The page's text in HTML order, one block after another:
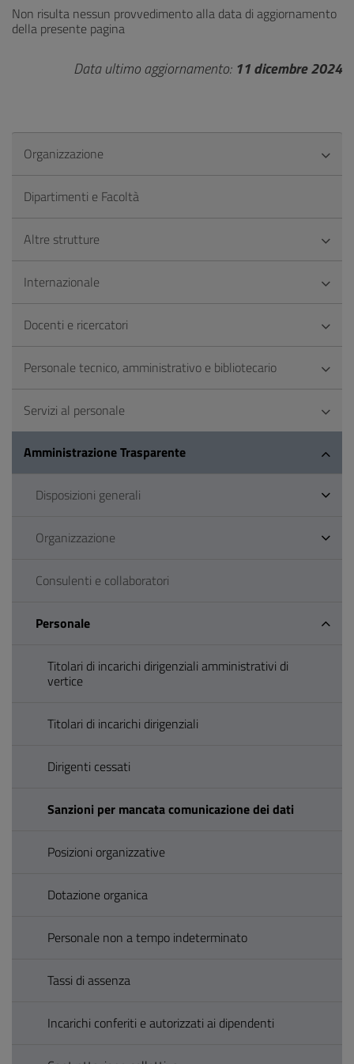
Non risulta nessun provvedimento alla data di aggiornamento
della presente pagina
Data ultimo aggiornamento: 11 dicembre 2024
Organizzazione
Dipartimenti e Facoltà
Altre strutture
Internazionale
Docenti e ricercatori
Personale tecnico, amministrativo e bibliotecario
Servizi al personale
Amministrazione Trasparente
Disposizioni generali
Organizzazione
Consulenti e collaboratori
Personale
Titolari di incarichi dirigenziali amministrativi di
vertice
Titolari di incarichi dirigenziali
Dirigenti cessati
Sanzioni per mancata comunicazione dei dati
Posizioni organizzative
Dotazione organica
Personale non a tempo indeterminato
Tassi di assenza
Incarichi conferiti e autorizzati ai dipendenti